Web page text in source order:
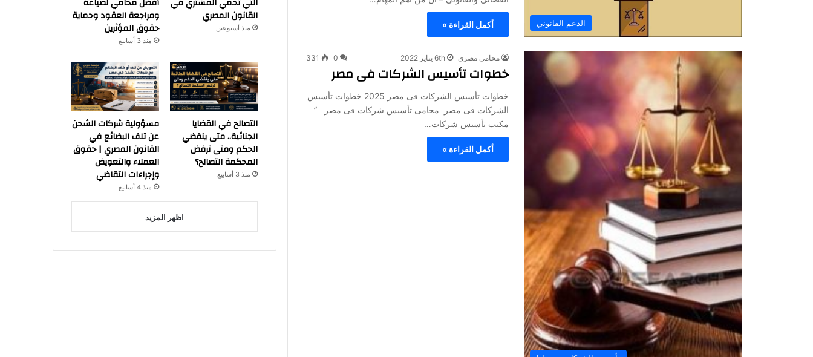
الدعم القانوني أكمل القراءة »
محامي مصري 6th يناير 2022 0
331
خطوات تأسيس الشركات فى مصر
خطوات تأسيس الشركات فى مصر 2025 خطوات تأسيس
الشركات فى مصر محامى تأسيس شركات فى مصر ”
مكتب تأسيس شركات…
أكمل القراءة »
القانون المصري
منذ أسبوعين
ومراجعة العقود وحماية
حقوق المؤثرين
منذ 3 أسابيع
التصالح في القضايا
الجنائية.. متى ينقضي
الحكم ومتى ترفض
المحكمة التصالح؟
منذ 3 أسابيع
مسؤولية شركات الشحن
عن تلف البضائع في
القانون المصري | حقوق
العملاء والتعويض
وإجراءات التقاضي
منذ 4 أسابيع
اظهر المزيد